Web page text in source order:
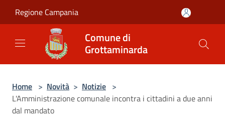
Regione Campania
Comune di
Grottaminarda
Home > Novità > Notizie >
L'Amministrazione comunale incontra i cittadini a due anni
dal mandato